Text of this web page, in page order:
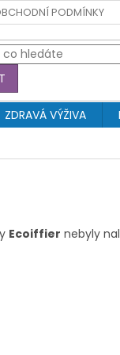
PODMÍNKY
ZDRAVÁ VÝŽIVA
Ecoiffier nebyly